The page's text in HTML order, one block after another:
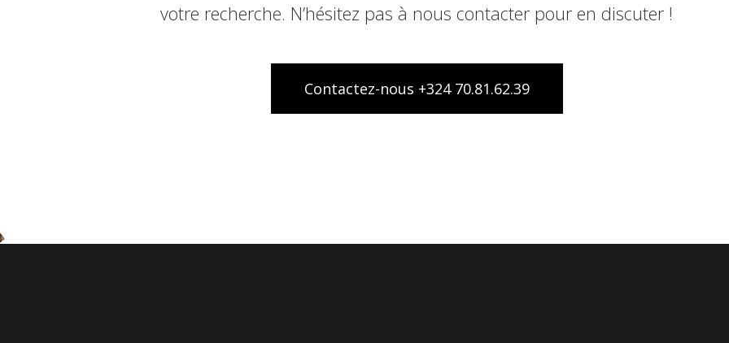
votre recherche. N’hésitez pas à nous contacter pour en discuter !
Contactez-nous +324 70.81.62.39